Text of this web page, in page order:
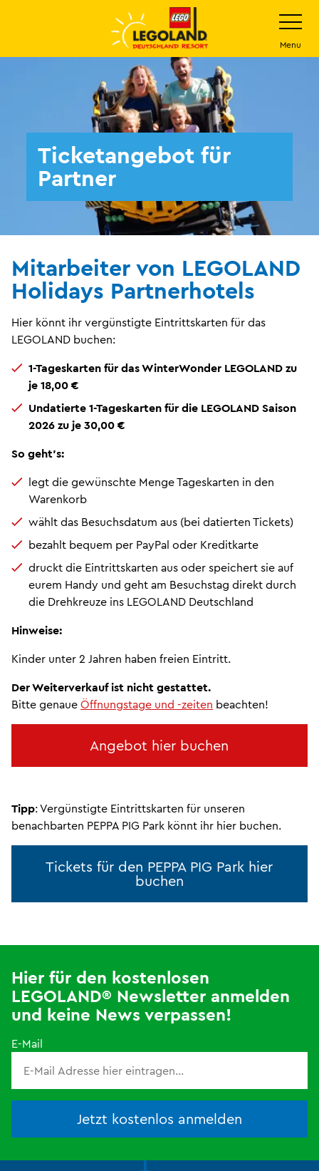
Menu
Ticketangebot für
Partner
Mitarbeiter von LEGOLAND
Holidays Partnerhotels
Hier könnt ihr vergünstigte Eintrittskarten für das
LEGOLAND buchen:
1-Tageskarten für das WinterWonder LEGOLAND zu
je 18,00 €
Undatierte 1-Tageskarten für die LEGOLAND Saison
2026 zu je 30,00 €
So geht’s:
legt die gewünschte Menge Tageskarten in den
Warenkorb
wählt das Besuchsdatum aus (bei datierten Tickets)
bezahlt bequem per PayPal oder Kreditkarte
druckt die Eintrittskarten aus oder speichert sie auf
eurem Handy und geht am Besuchstag direkt durch
die Drehkreuze ins LEGOLAND Deutschland
Hinweise:
Kinder unter 2 Jahren haben freien Eintritt.
Der Weiterverkauf ist nicht gestattet.
Bitte genaue Öffnungstage und -zeiten beachten!
Angebot hier buchen
Tipp: Vergünstigte Eintrittskarten für unseren
benachbarten PEPPA PIG Park könnt ihr hier buchen.
Tickets für den PEPPA PIG Park hier
buchen
Hier für den kostenlosen
LEGOLAND® Newsletter anmelden
und keine News verpassen!
E-Mail
Jetzt kostenlos anmelden